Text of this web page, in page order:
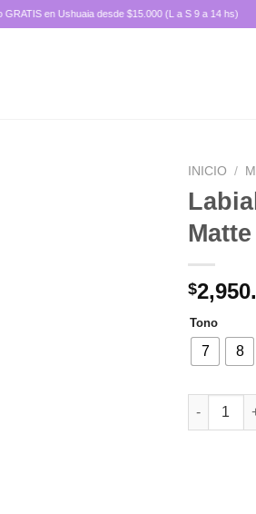
en Ushuaia desde $15.000 (L a S 9 a 14 hs) 💜
INICIO /
$
Tono
7 8
Labial